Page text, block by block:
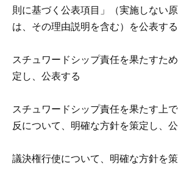
則に基づく公表項目」（実施しない
は、その理由説明を含む）を公表する
スチュワードシップ責任を果たすた
定し、公表する
スチュワードシップ責任を果たす上
反について、明確な方針を策定し、
議決権行使について、明確な方針を